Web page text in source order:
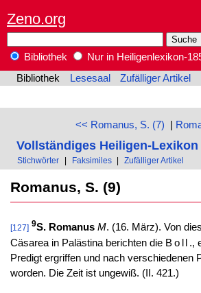
Zeno.org
Bibliothek
Nur in Heiligenlexikon-
Bibliothek
Lesesaal Zufälliger Artikel
<< Romanus, S. (7) |
Vollständiges Heiligen-Lexikon
Stichwörter | Faksimiles | Zufälliger Artikel
Romanus, S. (9)
[127] 9S. Romanus M. (16. März). Von
Cäsarea in Palästina berichten die Boll .,
Predigt ergriffen und nach verschiedenen
worden. Die Zeit ist ungewiß. (II. 421.)